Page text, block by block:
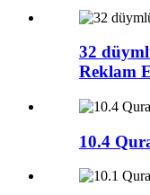
32
Reklam
10.4